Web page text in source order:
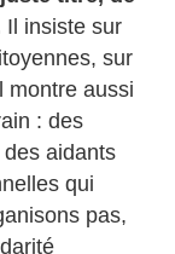
Il insiste sur
sur
montre aussi
: des
aidants
qui
pas,